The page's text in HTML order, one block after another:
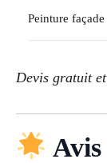
Peinture façade
Devis gratuit